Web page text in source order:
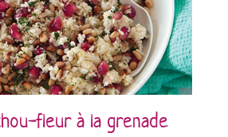
fleur à la grenade